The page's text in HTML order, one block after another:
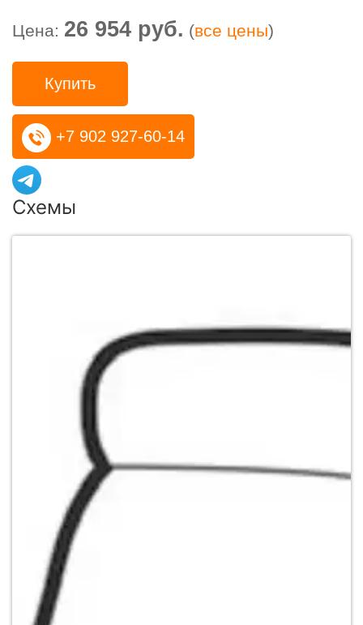
Цена: 26 954 руб. (все цены)
Купить
+7 902 927-60-14
Схемы